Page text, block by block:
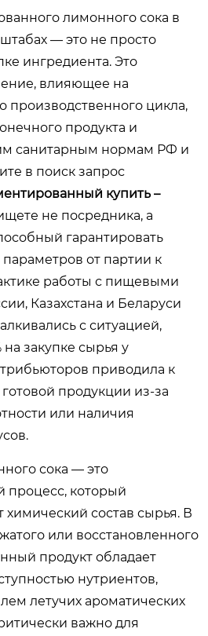
лимонного сока в
— это не просто
ингредиента. Это
влияющее на
производственного цикла,
продукта и
санитарным нормам РФ и
в поиск запрос
купить –
не посредника, а
гарантировать
от партии к
работы с пищевыми
Казахстана и Беларуси
с ситуацией,
на закупке сырья у
приводила к
продукции из-за
или наличия
сока — это
процесс, который
химический состав сырья. В
или восстановленного
продукт обладает
нутриентов,
летучих ароматических
важно для